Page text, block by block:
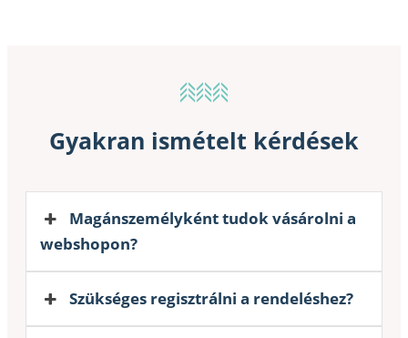
Gyakran ismételt kérdések
Magánszemélyként tudok vásárolni a
webshopon?
Szükséges regisztrálni a rendeléshez?